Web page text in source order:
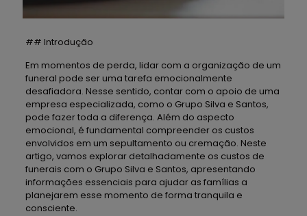
## Introdução
Em momentos de perda, lidar com a organização de um
funeral pode ser uma tarefa emocionalmente
desafiadora. Nesse sentido, contar com o apoio de uma
empresa especializada, como o Grupo Silva e Santos,
pode fazer toda a diferença. Além do aspecto
emocional, é fundamental compreender os custos
envolvidos em um sepultamento ou cremação. Neste
artigo, vamos explorar detalhadamente os custos de
funerais com o Grupo Silva e Santos, apresentando
informações essenciais para ajudar as famílias a
planejarem esse momento de forma tranquila e
consciente.